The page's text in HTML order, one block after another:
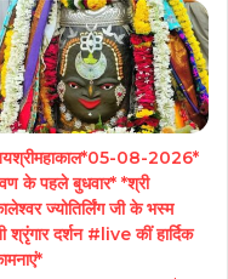
08-2026*
के पहले बुधवार* *श्री
ज्योतिर्लिंग जी के भस्म
श्रृंगार दर्शन #live कीं हार्दिक